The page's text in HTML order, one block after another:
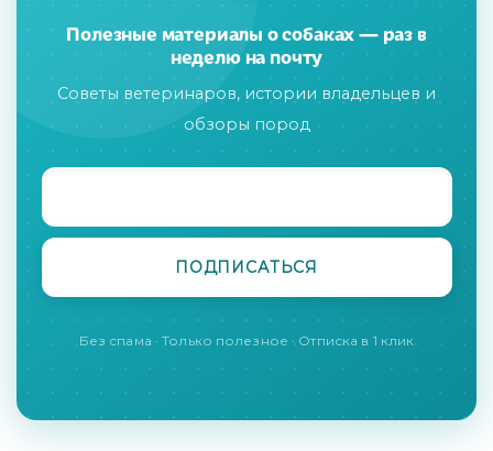
Полезные материалы о собаках — раз в
неделю на почту
Советы ветеринаров, истории владельцев и
обзоры пород
Без спама · Только полезное · Отписка в 1 клик